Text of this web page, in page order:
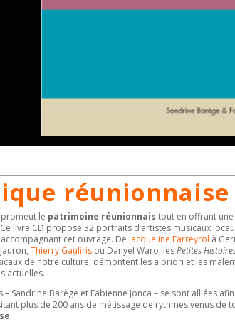
réunionnaise
le patrimoine réunionnais tout en offrant
livre CD propose 32 portraits d’artistes musicaux
accompagnant cet ouvrage. De Jacqueline Farreyrol à
Thierry Gauliris ou Danyel Waro, lesPetites
de notre culture, démontent les a priori et les
actuelles.
– Sandrine Barège et Fabienne Jonca – se sont alliées
plus de 200 ans de métissage de rythmes venus de
.